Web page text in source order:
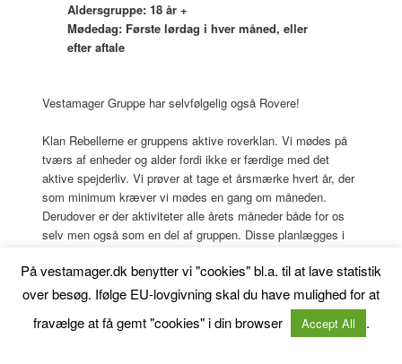
Aldersgruppe: 18 år +
Mødedag: Første lørdag i hver måned, eller
efter aftale
Vestamager Gruppe har selvfølgelig også Rovere!
Klan Rebellerne er gruppens aktive roverklan. Vi mødes på
tværs af enheder og alder fordi ikke er færdige med det
aktive spejderliv. Vi prøver at tage et årsmærke hvert år, der
som minimum kræver vi mødes en gang om måneden.
Derudover er der aktiviteter alle årets måneder både for os
selv men også som en del af gruppen. Disse planlægges i
udgangspunkt den første lørdag i hver måned men de enkelte
aktiviteter kan gøre at dagen må rykkes.
Har du lyst til at være med i det fedeste fællesskab hvor alle
På vestamager.dk benytter vi "cookies" bl.a. til at lave statistik
over besøg. Ifølge EU-lovgivning skal du have mulighed for at
fravælge at få gemt "cookies" i din browser
Accept All .